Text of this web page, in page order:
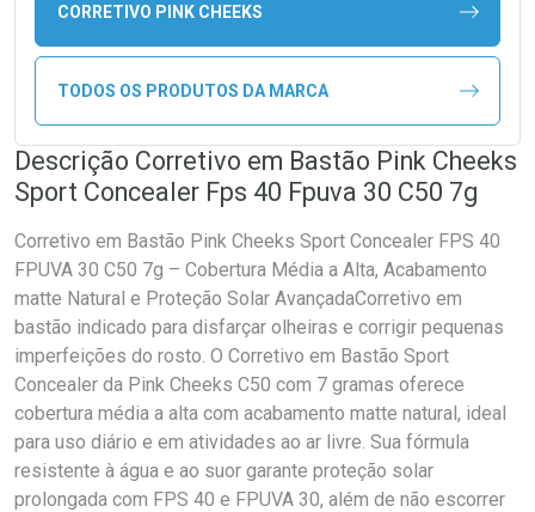
CORRETIVO PINK CHEEKS
TODOS OS PRODUTOS DA MARCA
Descrição Corretivo em Bastão Pink Cheeks
Sport Concealer Fps 40 Fpuva 30 C50 7g
Corretivo em Bastão Pink Cheeks Sport Concealer FPS 40
FPUVA 30 C50 7g – Cobertura Média a Alta, Acabamento
matte Natural e Proteção Solar AvançadaCorretivo em
bastão indicado para disfarçar olheiras e corrigir pequenas
imperfeições do rosto. O Corretivo em Bastão Sport
Concealer da Pink Cheeks C50 com 7 gramas oferece
cobertura média a alta com acabamento matte natural, ideal
para uso diário e em atividades ao ar livre. Sua fórmula
resistente à água e ao suor garante proteção solar
prolongada com FPS 40 e FPUVA 30, além de não escorrer